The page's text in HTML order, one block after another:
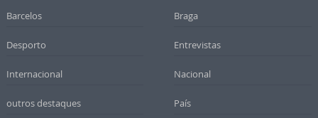
Barcelos Braga
Desporto Entrevistas
Internacional Nacional
outros destaques País